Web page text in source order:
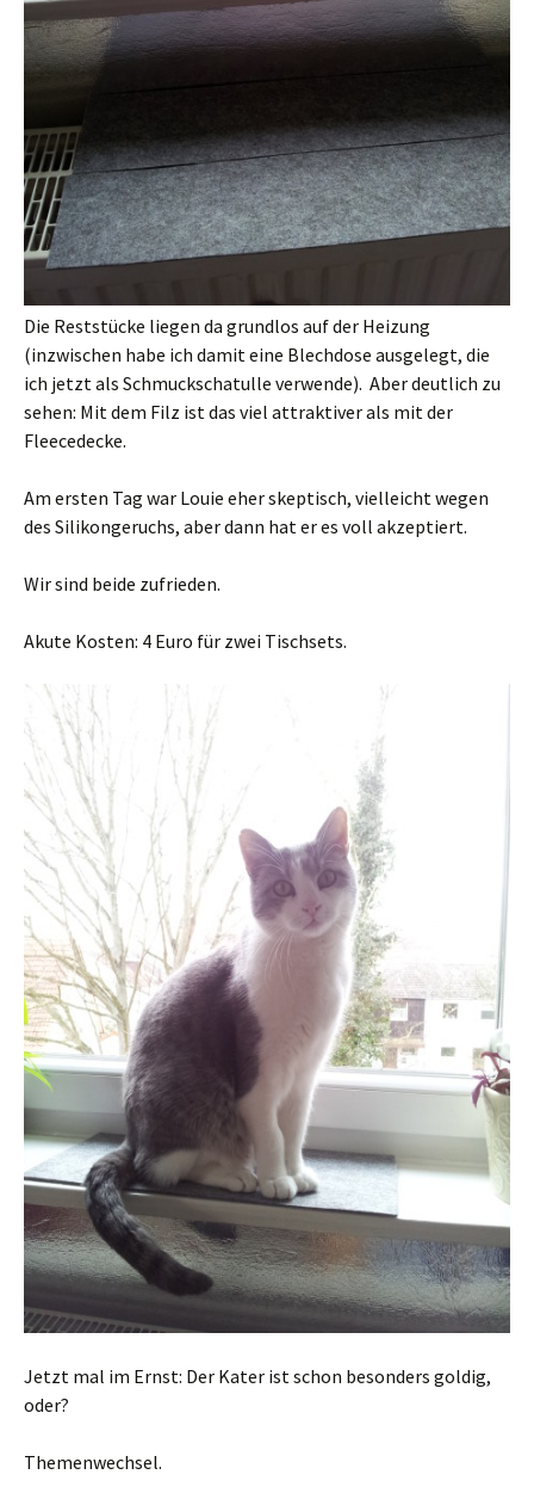
Die Reststücke liegen da grundlos auf der Heizung
(inzwischen habe ich damit eine Blechdose ausgelegt, die
ich jetzt als Schmuckschatulle verwende). Aber deutlich zu
sehen: Mit dem Filz ist das viel attraktiver als mit der
Fleecedecke.
Am ersten Tag war Louie eher skeptisch, vielleicht wegen
des Silikongeruchs, aber dann hat er es voll akzeptiert.
Wir sind beide zufrieden.
Akute Kosten: 4 Euro für zwei Tischsets.
Jetzt mal im Ernst: Der Kater ist schon besonders goldig,
oder?
Themenwechsel.